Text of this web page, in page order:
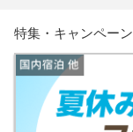
特集・キャンペーン